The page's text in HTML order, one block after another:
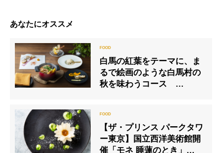
あなたにオススメ
白馬の紅葉をテーマに、ま
るで絵画のような白馬村の
秋を味わうコース
【ザ・プリンス パークタワ
ー東京】国立西洋美術館開
催「モネ 睡蓮のとき」コラ